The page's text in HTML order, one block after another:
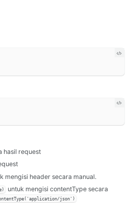
hasil request
mengisi header secara manual.
untuk mengisi contentType secara
json')